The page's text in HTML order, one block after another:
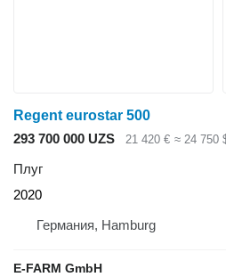
Regent eurostar 500
293 700 000 UZS
21 420 € ≈ 24 750
Плуг
2020
Германия, Hamburg
E-FARM GmbH